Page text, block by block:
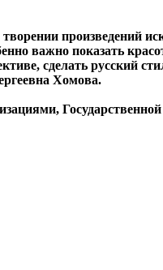
произведений
важно показать
сделать русский
Хомова.